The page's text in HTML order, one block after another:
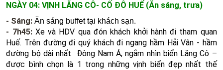
NGÀY 04: VỊNH LĂNG CÔ- CỐ ĐÔ HUẾ (Ăn sáng, trưa)
- Sáng:Ăn sáng buffet tại khách sạn.
- 7h45: Xe và HDV qua đón khách khởi hành đi tham quan
Huế. Trên đường đi quý khách đi ngang hầm Hải Vân - hầm
đường bộ dài nhất Đông Nam Á, ngắm nhìn biển Lăng Cô –
được bình chọn là 1 trong những vịnh biển đẹp nhất thế